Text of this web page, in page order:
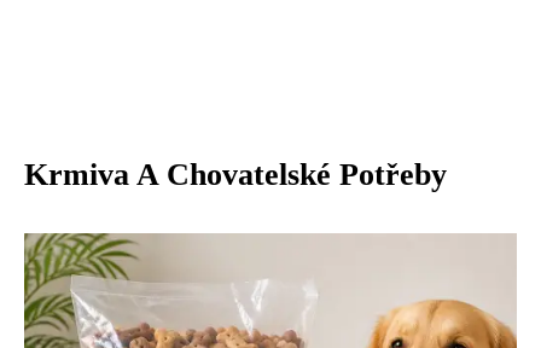
Krmiva A Chovatelské Potřeby